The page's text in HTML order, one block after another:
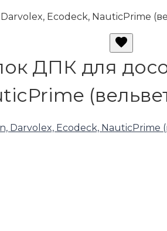
Ecodeck, NauticPrime
ДПК для